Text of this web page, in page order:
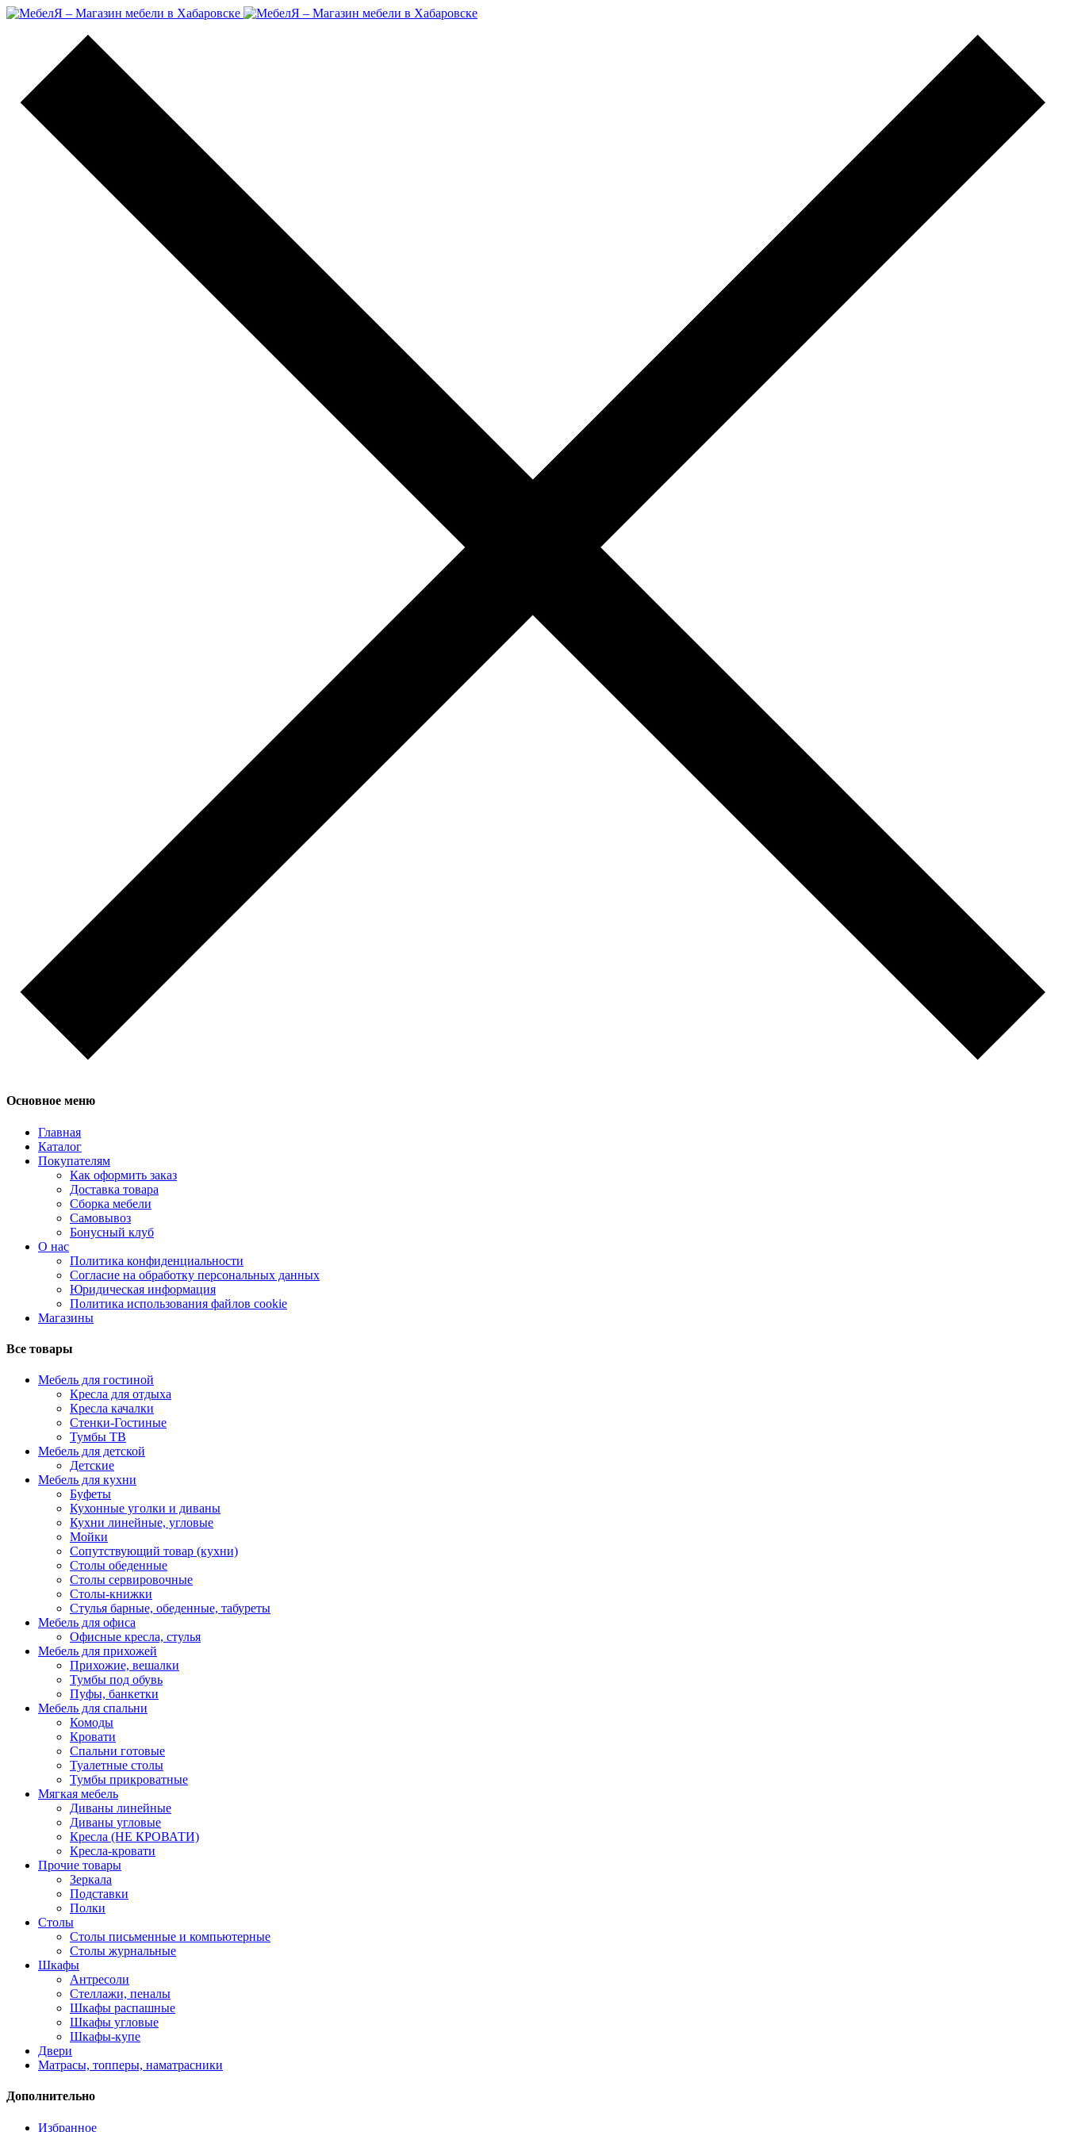
Основное меню
Главная
Каталог
Покупателям
Как оформить заказ
Доставка товара
Сборка мебели
Самовывоз
Бонусный клуб
О нас
Политика конфиденциальности
Согласие на обработку персональных данных
Юридическая информация
Политика использования файлов cookie
Магазины
Все товары
Мебель для гостиной
Кресла для отдыха
Кресла качалки
Стенки-Гостиные
Тумбы ТВ
Мебель для детской
Детские
Мебель для кухни
Буфеты
Кухонные уголки и диваны
Кухни линейные, угловые
Мойки
Сопутствующий товар (кухни)
Столы обеденные
Столы сервировочные
Столы-книжки
Стулья барные, обеденные, табуреты
Мебель для офиса
Офисные кресла, стулья
Мебель для прихожей
Прихожие, вешалки
Тумбы под обувь
Пуфы, банкетки
Мебель для спальни
Комоды
Кровати
Спальни готовые
Туалетные столы
Тумбы прикроватные
Мягкая мебель
Диваны линейные
Диваны угловые
Кресла (НЕ КРОВАТИ)
Кресла-кровати
Прочие товары
Зеркала
Подставки
Полки
Столы
Столы письменные и компьютерные
Столы журнальные
Шкафы
Антресоли
Стеллажи, пеналы
Шкафы распашные
Шкафы угловые
Шкафы-купе
Двери
Матрасы, топперы, наматрасники
Дополнительно
Избранное